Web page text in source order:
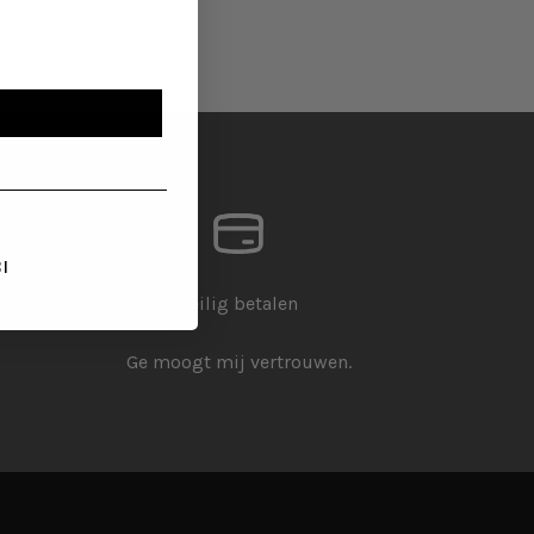
Veilig betalen
Ge moogt mij vertrouwen.